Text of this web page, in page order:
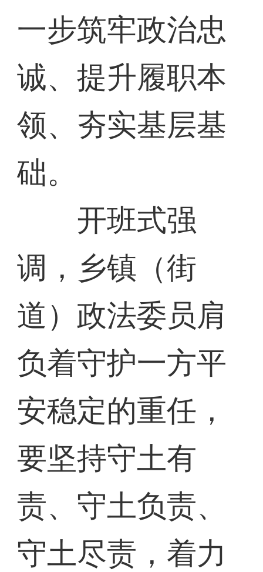
一步筑牢政治忠
诚、提升履职本
领、夯实基层基
础。
开班式强
调，乡镇（街
道）政法委员肩
负着守护一方平
安稳定的重任，
要坚持守土有
责、守土负责、
守土尽责，着力